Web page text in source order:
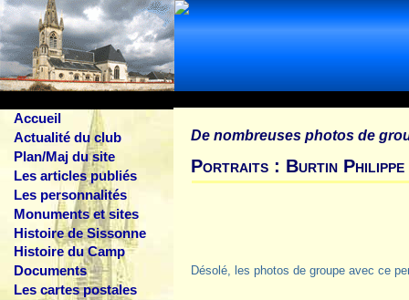
Accueil
Actualité du club
Plan/Maj du site
Les articles publiés
Les personnalités
Monuments et sites
Histoire de Sissonne
Histoire du Camp
Documents
Les cartes postales
De nombreuses photos de
Portraits : Burtin Philippe
Désolé, les photos de groupe avec ce